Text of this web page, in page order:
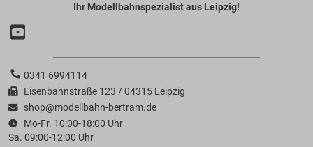
Ihr Modellbahnspezialist aus Leipzig!
0341 6994114
Eisenbahnstraße 123 / 04315 Leipzig
shop@modellbahn-bertram.de
Mo-Fr. 10:00-18:00 Uhr
Sa. 09:00-12:00 Uhr